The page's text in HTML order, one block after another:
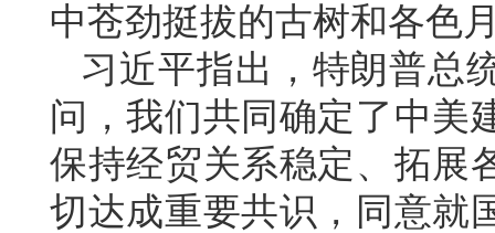
中苍劲挺拔的古树和各色
习近平指出，特朗普总
问，我们共同确定了中美
保持经贸关系稳定、拓展
切达成重要共识，同意就